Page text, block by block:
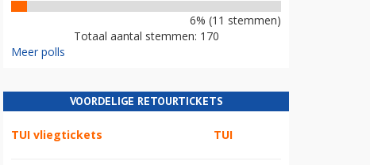
6% (11 stemmen)
Totaal aantal stemmen: 170
Meer polls
VOORDELIGE RETOURTICKETS
TUI vliegtickets TUI